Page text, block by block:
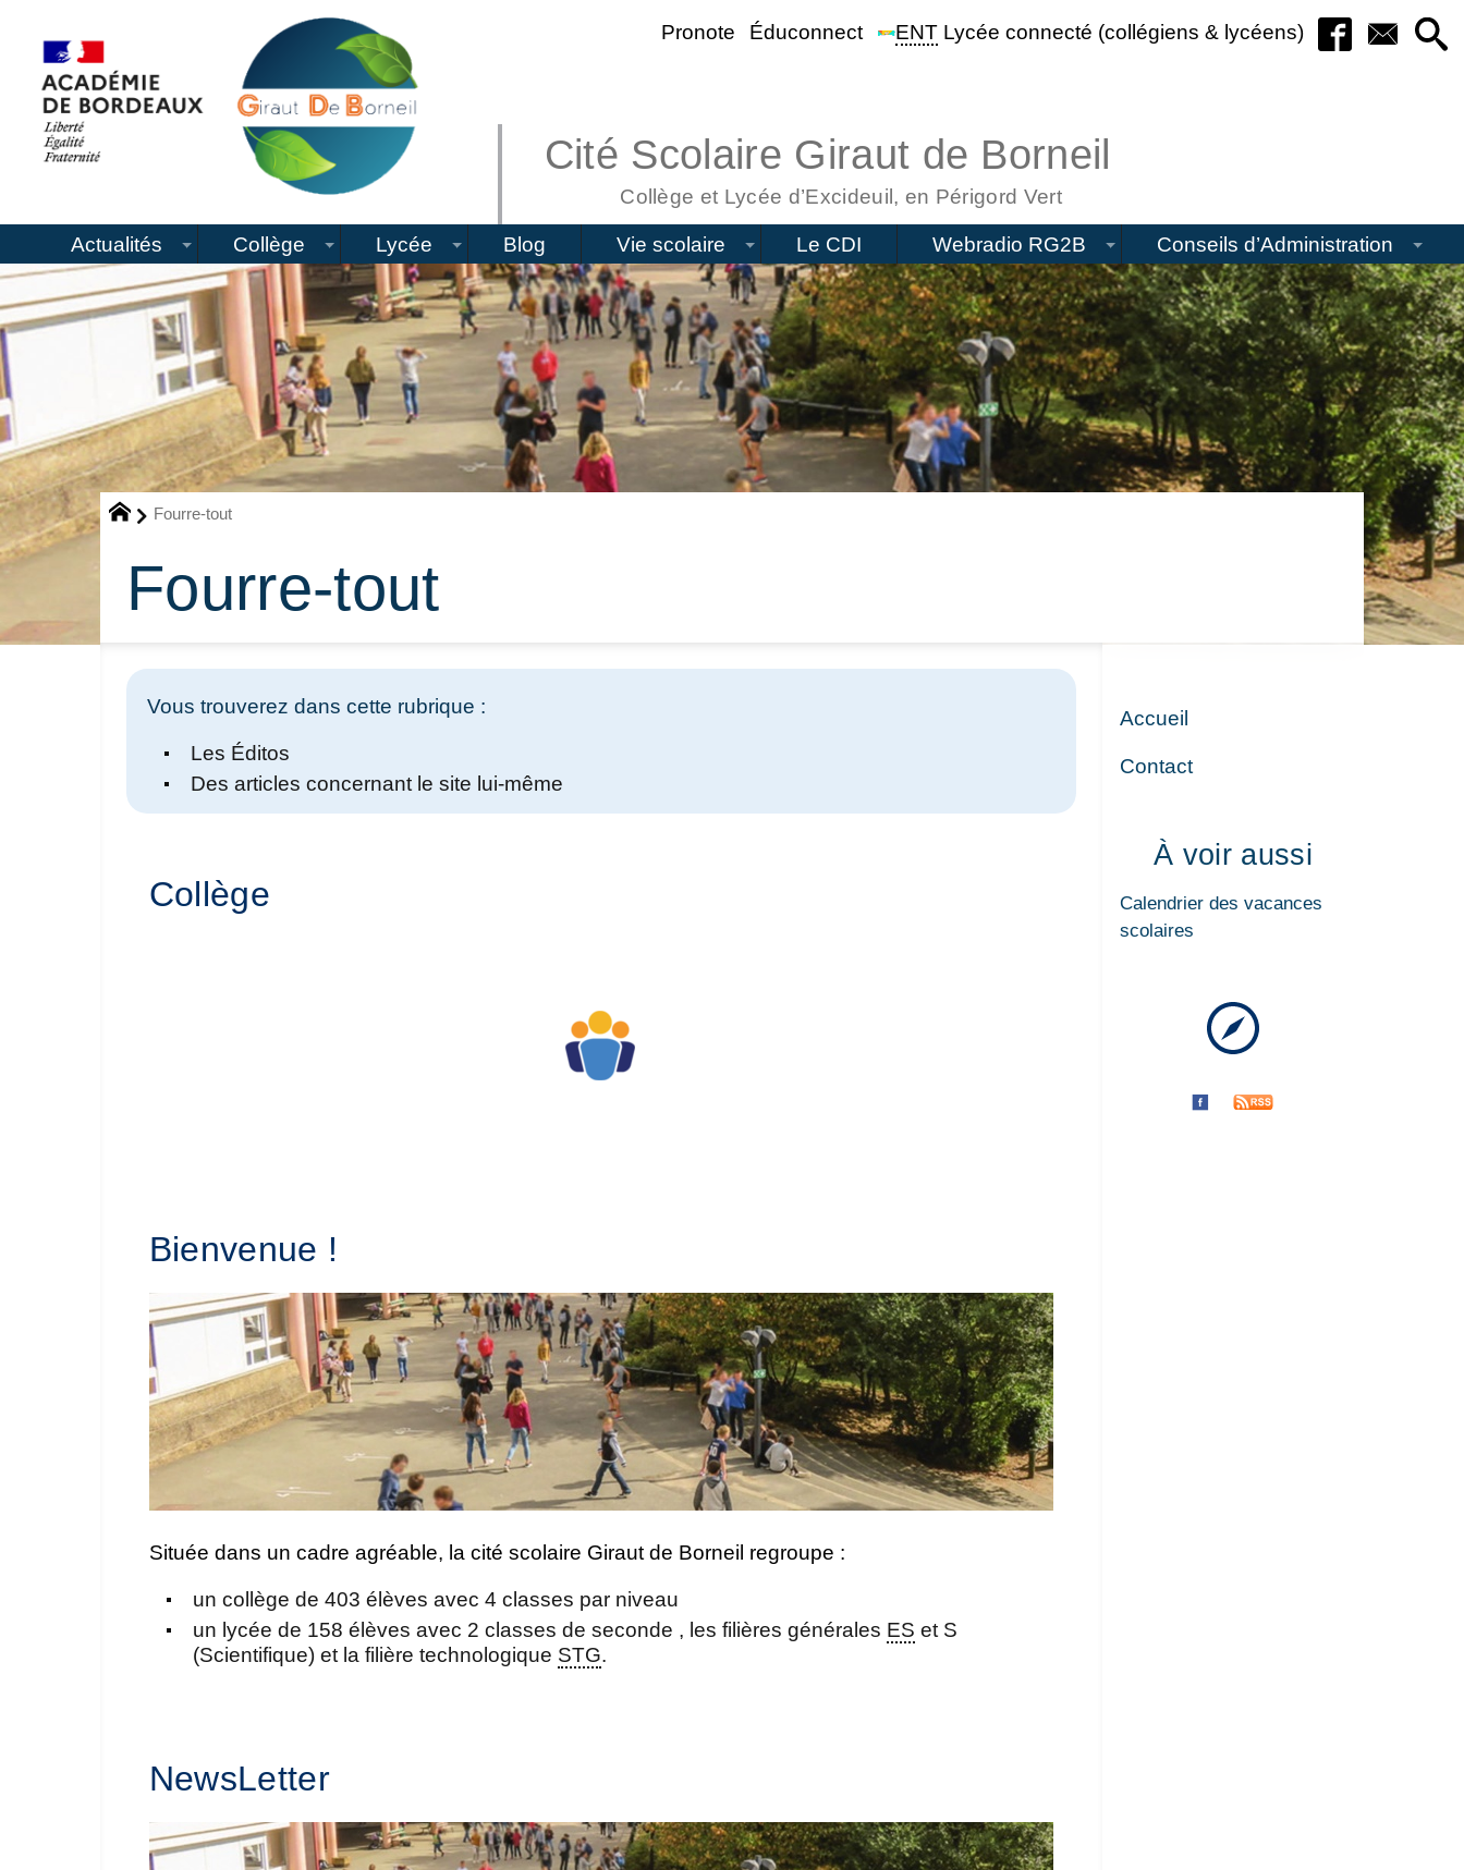
Pronote Éduconnect ENTLycée connecté (collégiens & lycéens)
Cité Scolaire Giraut de Borneil
Collège et Lycée d’Excideuil, en Périgord Vert
Actualités Collège Lycée Blog Vie scolaire Le CDI Webradio RG2B Conseils d’Administration
Fourre-tout
Fourre-tout
Vous trouverez dans cette rubrique :
Les Éditos
Des articles concernant le site lui-même
Collège
Bienvenue !
Située dans un cadre agréable, la cité scolaire Giraut de Borneil regroupe :
un collège de 403 élèves avec 4 classes par niveau
un lycée de 158 élèves avec 2 classes de seconde , les filières générales ES et S
(Scientifique) et la filière technologique STG.
NewsLetter
Accueil
Contact
À voir aussi
Calendrier des vacances
scolaires